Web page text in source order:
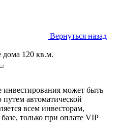
Вернуться назад
может быть
путем автоматической
всем инвесторам,
только при оплате VIP